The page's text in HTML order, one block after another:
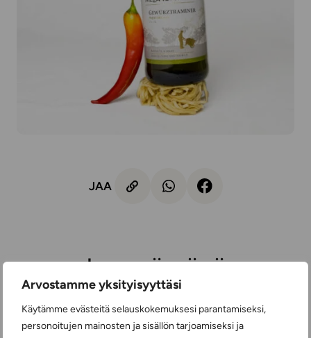
Arvostamme yksityisyyttäsi
Käytämme evästeitä selauskokemuksesi parantamiseksi,
personoitujen mainosten ja sisällön tarjoamiseksi ja
JAA
Lue myös nämä